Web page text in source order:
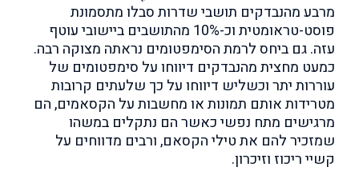
מרבע מהנבדקים תושבי שדרות סבלו מתסמונת
פוסט-טראומטית וכ-10% מהתושבים ביישובי עוטף
עזה. גם ביחס לרמת הסימפטומים נראתה מצוקה רבה.
כמעט מחצית מהנבדקים דיווחו על סימפטומים של
עוררות יתר וכשליש דיווחו על כך שלעתים קרובות
מטרידות אותם תמונות או מחשבות על הקסאמים, הם
מרגישים מתח נפשי כאשר הם נתקלים במשהו
שמזכיר להם את טילי הקסאם, ורבים מדווחים על
קשיי ריכוז וזיכרון.